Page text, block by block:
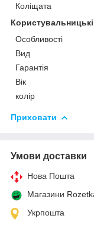
Коліщата
Особливості
Вид
Гарантія
Вік
колір
Приховати
Умови доставки
Нова Пошта
Магазини
Укрпошта